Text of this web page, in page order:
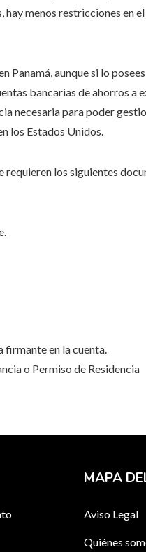
menos restricciones en
Panamá, aunque si lo
bancarias de ahorros a
necesaria para poder
los Estados Unidos.
requieren los siguientes
en la cuenta.
o Permiso de Residencia
MAPA
Aviso Legal
Quiénes